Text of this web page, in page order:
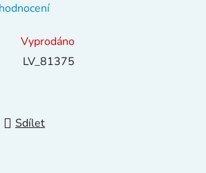
Vyprodáno
LV_81375
Sdílet